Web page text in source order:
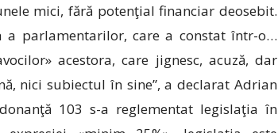
mici, fără potenţial financiar deosebit.
a parlamentarilor, care a constat într-o…
acestora, care jignesc, acuză, dar
nici subiectul în sine”, a declarat Adrian
103 s-a reglementat legislaţia în